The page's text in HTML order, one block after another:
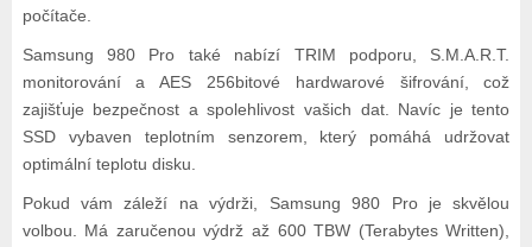
počítače.
Samsung 980 Pro také nabízí TRIM podporu, S.M.A.R.T.
monitorování a AES 256bitové hardwarové šifrování, což
zajišťuje bezpečnost a spolehlivost vašich dat. Navíc je tento
SSD vybaven teplotním senzorem, který pomáhá udržovat
optimální teplotu disku.
Pokud vám záleží na výdrži, Samsung 980 Pro je skvělou
volbou. Má zaručenou výdrž až 600 TBW (Terabytes Written),